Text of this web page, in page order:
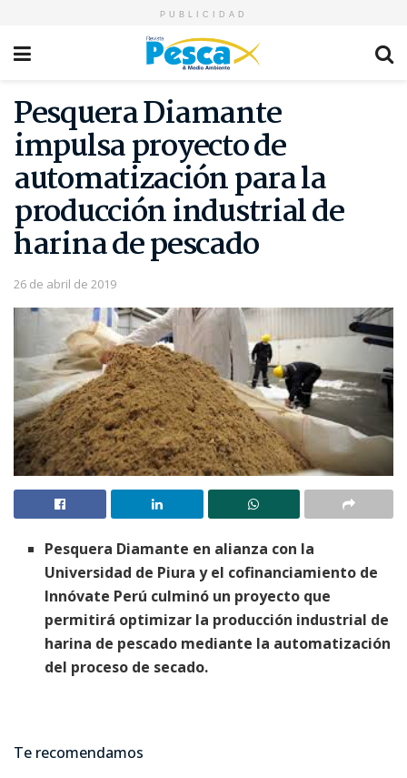
PUBLICIDAD
Pesquera Diamante
impulsa proyecto de
automatización para la
producción industrial de
harina de pescado
26 de abril de 2019
Pesquera Diamante en alianza con la
Universidad de Piura y el cofinanciamiento de
Innóvate Perú culminó un proyecto que
permitirá optimizar la producción industrial de
harina de pescado mediante la automatización
del proceso de secado.
Te recomendamos